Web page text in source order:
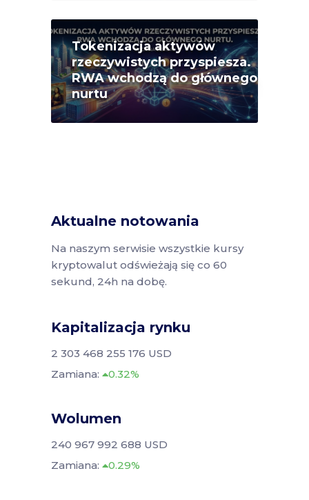
Tokenizacja aktywów
rzeczywistych przyspiesza.
RWA wchodzą do głównego
nurtu
Aktualne notowania
Na naszym serwisie wszystkie kursy
kryptowalut odświeżają się co 60
sekund, 24h na dobę.
Kapitalizacja rynku
2 303 468 255 176 USD
Zamiana:
0.32%
Wolumen
240 967 992 688 USD
Zamiana:
0.29%